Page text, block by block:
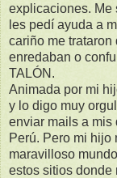
explicaciones. Me
les pedí ayuda a
cariño me trataron
enredaban o conf
TALÓN .
Animada por mi
y lo digo muy
enviar mails a mis
Perú. Pero mi hijo
maravilloso mundo
estos sitios donde